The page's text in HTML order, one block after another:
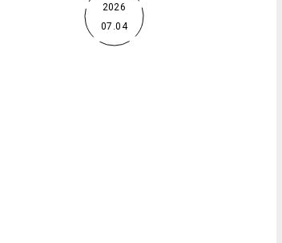
2026
07.04